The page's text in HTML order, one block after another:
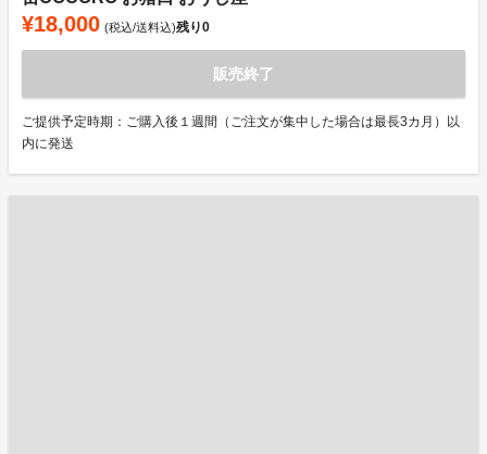
¥18,000 (税込/送料込)残り0
販売終了
ご提供予定時期：ご購入後１週間（ご注文が集中した場合は最長3カ月）以
内に発送